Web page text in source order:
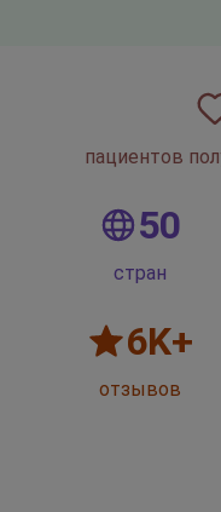
пациентов
50
стран
6K+
отзывов